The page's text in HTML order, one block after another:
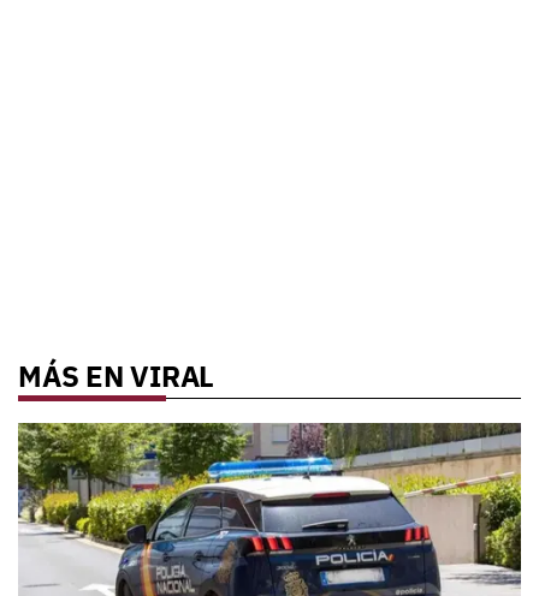
MÁS EN VIRAL